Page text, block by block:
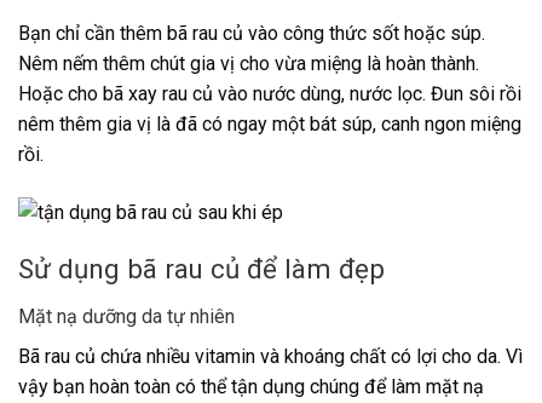
Bạn chỉ cần thêm bã rau củ vào công thức sốt hoặc súp.
Nêm nếm thêm chút gia vị cho vừa miệng là hoàn thành.
Hoặc cho bã xay rau củ vào nước dùng, nước lọc. Đun sôi rồi
nêm thêm gia vị là đã có ngay một bát súp, canh ngon miệng
rồi.
Sử dụng bã rau củ để làm đẹp
Mặt nạ dưỡng da tự nhiên
Bã rau củ chứa nhiều vitamin và khoáng chất có lợi cho da. Vì
vậy bạn hoàn toàn có thể tận dụng chúng để làm mặt nạ